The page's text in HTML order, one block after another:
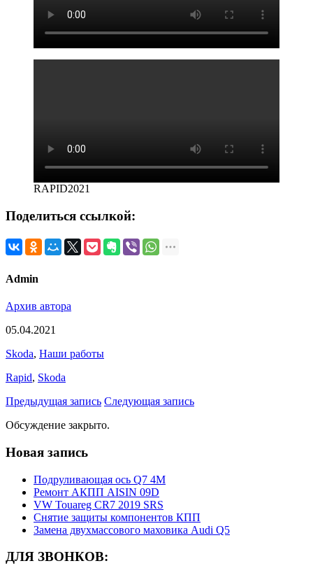
RAPID2021
Поделиться ссылкой:
Admin
Архив автора
05.04.2021
Skoda, Наши работы
Rapid, Skoda
Предыдущая запись Следующая запись
Обсуждение закрыто.
Новая запись
Подруливающая ось Q7 4M
Ремонт АКПП AISIN 09D
VW Touareg CR7 2019 SRS
Снятие защиты компонентов КПП
Замена двухмассового маховика Audi Q5
ДЛЯ ЗВОНКОВ: